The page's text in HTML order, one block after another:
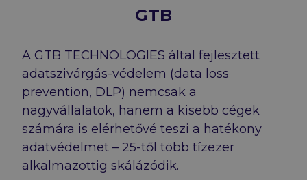
GTB
A GTB TECHNOLOGIES által fejlesztett
adatszivárgás-védelem (data loss
prevention, DLP) nemcsak a
nagyvállalatok, hanem a kisebb cégek
számára is elérhetővé teszi a hatékony
adatvédelmet – 25-től több tízezer
alkalmazottig skálázódik.